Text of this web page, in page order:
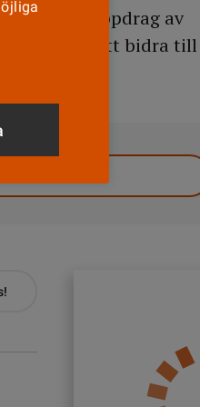
görs på uppdrag av
sidan är att bidra till